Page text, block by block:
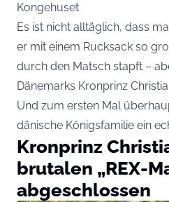
Kongehuset
Es ist nicht alltäglich, dass
er mit einem Rucksack so
durch den Matsch stapft –
Dänemarks Kronprinz
Und zum ersten Mal
dänische Königsfamilie ein
Kronprinz
brutalen „REX-
abgeschlossen